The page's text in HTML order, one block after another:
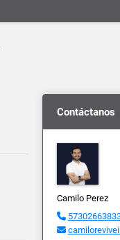
Contáctanos
Camilo Perez